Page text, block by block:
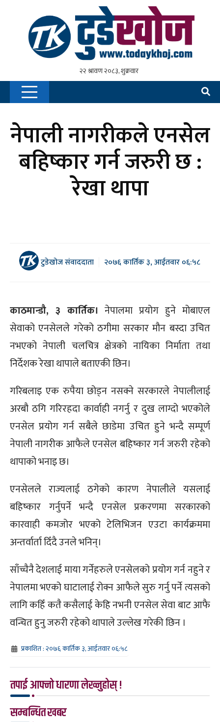
नेपाली नागरीकले एनसेल
बहिष्कार गर्न जरुरी छ :
रेखा थापा
टुडेखोज संवाददाता २०७६ कार्तिक ३, आईतवार ०६:५८
काठमान्डौ, ३ कार्तिक। नेपालमा प्रयोग हुने मोबाएल
सेवाको एनसेलले गरेको ठगीमा सरकार मौन बस्दा उचित
नभएको नेपाली चलचित्र क्षेत्रको नायिका निर्माता तथा
निर्देशक रेखा थापाले बताएकी छिन।
गरिबलाइ एक रुपैया छोड्न नसक्ने सरकारले नेपालीलाई
अरबौ ठगि गरिरहदा कार्वाही नगर्नु र दुख लाग्दो भएकोले
एनसेल प्रयोग गर्न सबैले छाडेमा उचित हुने भन्दै सम्पूर्ण
नेपाली नागरीक आफैले एनसेल बहिष्कार गर्न जरुरी रहेको
थापाको भनाइ छ।
एनसेलले राज्यलाई ठगेको कारण नेपालीले यसलाई
बहिष्कार गर्नुपर्ने भन्दै एनसेल प्रकरणमा सरकारको
कारवाही कमजोर भएको टेलिभिजन एउटा कार्यक्रममा
अन्तर्वार्ता दिँदै उनले भनिन्।
साँच्चैनै देशलाई माया गर्नेहरुले एनसेलको प्रयोग गर्न नहुने र
नेपालमा भएको घाटालाई रोक्न आफैले सुरु गर्नु पर्ने त्यसको
लागि कहिँ कतै कसैलाई केहि नभनी एनसेल सेवा बाट आफै
वन्चित हुनु जरुरी रहेको थापाले उल्लेख गरेकी छिन ।
प्रकाशित : २०७६ कार्तिक ३, आईतवार ०६:५८
तपाई आफ्नो धारणा लेख्नुहोस् !
सम्बन्धित खबर